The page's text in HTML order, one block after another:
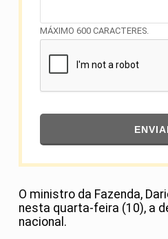
MÁXIMO 600 CARACTERES.
O ministro da Fazenda,
nesta quarta-feira (10), a
nacional.